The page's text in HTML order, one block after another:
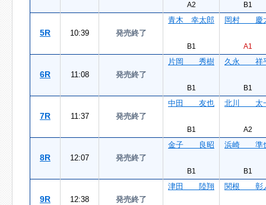
A2 B1
5R 10:39 発売終了
青木 幸太郎
B1
岡村 慶
A1
6R 11:08 発売終了
片岡 秀樹
B1
久永 祥
B1
7R 11:37 発売終了
中田 友也
B1
北川 太
A2
8R 12:07 発売終了
金子 良昭
B1
浜崎 準
B1
9R 12:38 発売終了
津田 陸翔 関根 彰